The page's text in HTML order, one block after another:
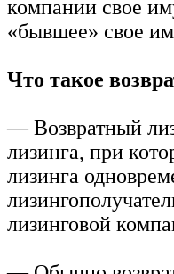
компании свое
«бывшее» свое
Что такое
— Возвратный
лизинга, при
лизинга
лизинговой